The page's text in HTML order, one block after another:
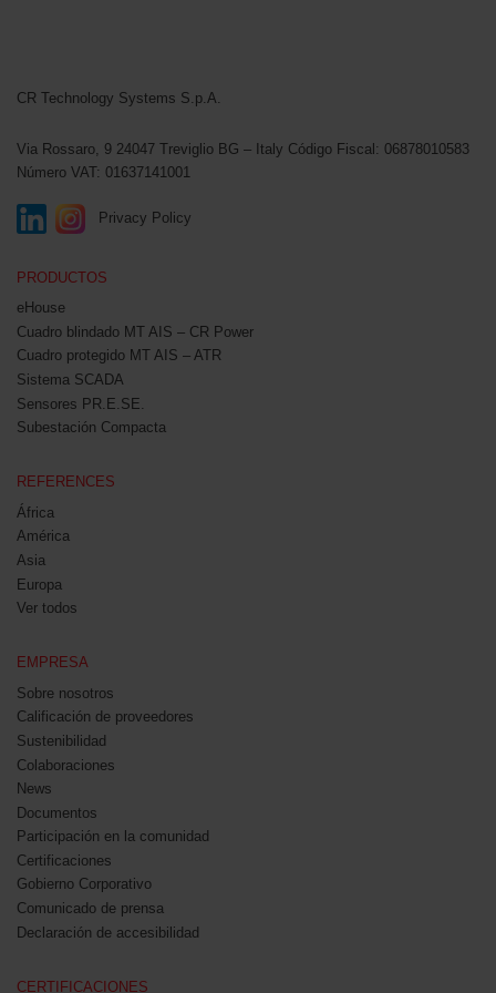
CR Technology Systems S.p.A.
Via Rossaro, 9 24047 Treviglio BG – Italy Código Fiscal: 06878010583
Número VAT: 01637141001
Privacy Policy
PRODUCTOS
eHouse
Cuadro blindado MT AIS – CR Power
Cuadro protegido MT AIS – ATR
Sistema SCADA
Sensores PR.E.SE.
Subestación Compacta
REFERENCES
África
América
Asia
Europa
Ver todos
EMPRESA
Sobre nosotros
Calificación de proveedores
Sustenibilidad
Colaboraciones
News
Documentos
Participación en la comunidad
Certificaciones
Gobierno Corporativo
Comunicado de prensa
Declaración de accesibilidad
CERTIFICACIONES